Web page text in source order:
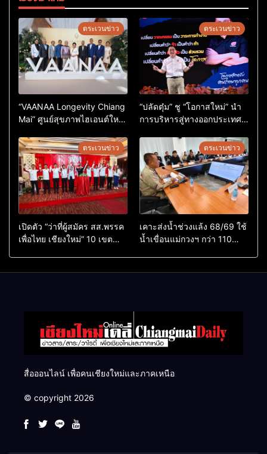
ตระเวนข่าว
“VAANAA Longevity Chiang
Mai” ศูนย์สุขภาพไฮเอนต์ใหญ่
ตระเวนข่าว
“ปลัดตุ๋ม” ชู “โอกาสใหม่” นำ
การบริหารสู่ทางออกประเทศ
ตระเวนข่าว
เปิดตัว “ว่าที่ผู้สมัคร สส.พรรค
เพื่อไทย เชียงใหม่” 10 เขต
ตระเวนข่าว
เคาะส่งน้ำช่วงแล้ง 68/69 ใช้
น้ำเขื่อนแม่กวงฯ กว่า 110
สื่อออนไลน์ เพื่อคนเชียงใหม่และภาคเหนือ
© copyright 2026